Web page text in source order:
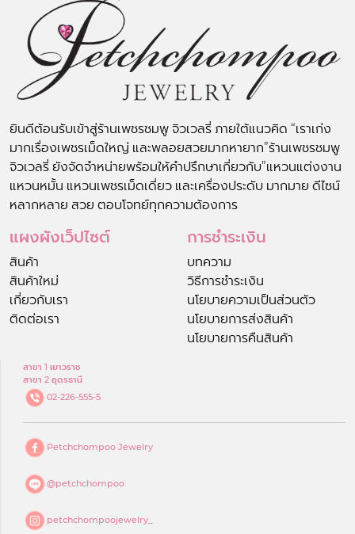
ยินดีต้อนรับเข้าสู่ร้านเพชรชมพู จิวเวลรี่ ภายใต้แนวคิด “เราเก่ง
มากเรื่องเพชรเม็ดใหญ่ และพลอยสวยมากหายาก”ร้านเพชรชมพู
จิวเวลรี่ ยังจัดจำหน่ายพร้อมให้คำปรึกษาเกี่ยวกับ”แหวนแต่งงาน
แหวนหมั้น แหวนเพชรเม็ดเดี่ยว และเครื่องประดับ มากมาย ดีไซน์
หลากหลาย สวย ตอบโจทย์ทุกความต้องการ
แผงผังเว็ปไซต์
สินค้า
สินค้าใหม่
เกี่ยวกับเรา
ติดต่อเรา
การชำระเงิน
บทความ
วิธีการชำระเงิน
นโยบายความเป็นส่วนตัว
นโยบายการส่งสินค้า
นโยบายการคืนสินค้า
สาขา 1 เยาวราช
สาขา 2 อุดรธานี
02-226-555-5
Petchchompoo Jewelry
@petchchompoo
petchchompoojewelry_